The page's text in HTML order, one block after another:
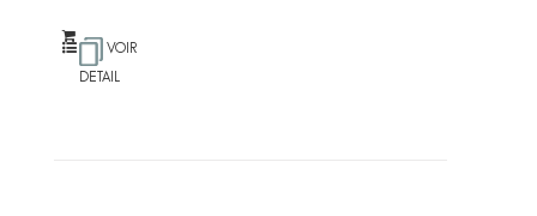
VOIR
DETAIL